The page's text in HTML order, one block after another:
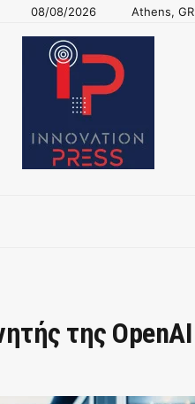
08/08/2026 Athens, GR
της OpenAI